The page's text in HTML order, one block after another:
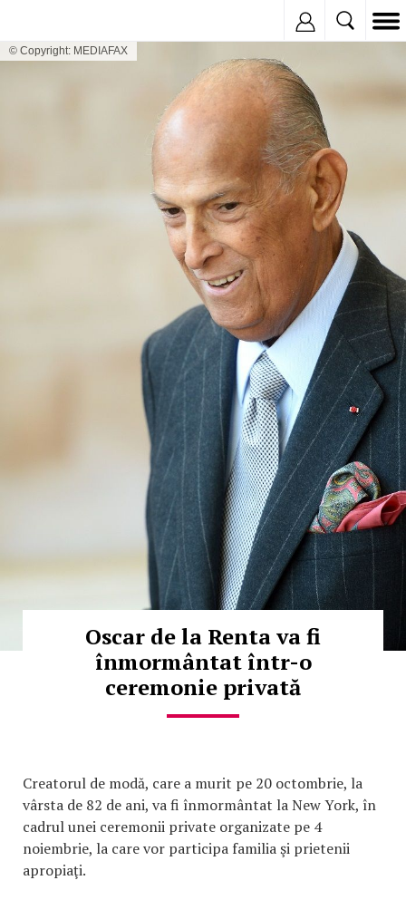
© Copyright: MEDIAFAX
Oscar de la Renta va fi
înmormântat într-o
ceremonie privată
Creatorul de modă, care a murit pe 20 octombrie, la
vârsta de 82 de ani, va fi înmormântat la New York, în
cadrul unei ceremonii private organizate pe 4
noiembrie, la care vor participa familia şi prietenii
apropiaţi.